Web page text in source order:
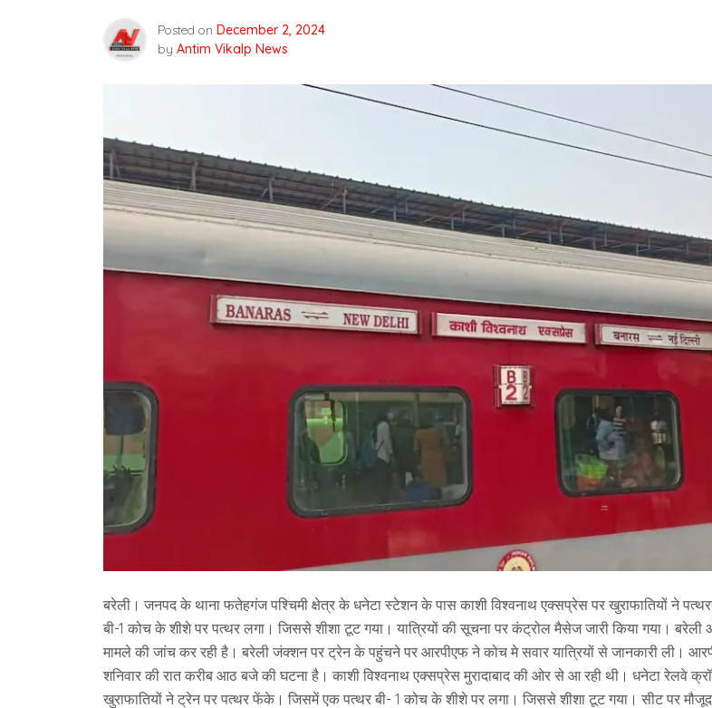
Posted on December 2, 2024
by Antim Vikalp News
बरेली। जनपद के थाना फतेहगंज पश्चिमी क्षेत्र के धनेटा स्टेशन के पास काशी विश्वनाथ एक्सप्रेस पर खुराफातियों ने
बी-1 कोच के शीशे पर पत्थर लगा। जिससे शीशा टूट गया। यात्रियों की सूचना पर कंट्रोल मैसेज जारी किया गया। बरेली
मामले की जांच कर रही है। बरेली जंक्शन पर ट्रेन के पहुंचने पर आरपीएफ ने कोच मे सवार यात्रियों से जानकारी ली।
शनिवार की रात करीब आठ बजे की घटना है। काशी विश्वनाथ एक्सप्रेस मुरादाबाद की ओर से आ रही थी। धनेटा रेलवे
खुराफातियों ने ट्रेन पर पत्थर फेंके। जिसमें एक पत्थर बी- 1 कोच के शीशे पर लगा। जिससे शीशा टूट गया। सीट पर मौजूद